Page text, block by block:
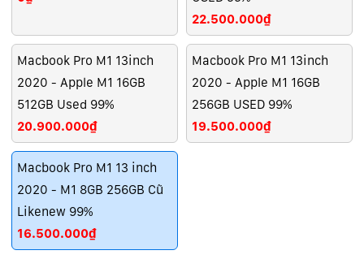
22.500.000₫
Macbook Pro M1 13inch
2020 - Apple M1 16GB
512GB Used 99%
20.900.000₫
Macbook Pro M1 13inch
2020 - Apple M1 16GB
256GB USED 99%
19.500.000₫
Macbook Pro M1 13 inch
2020 - M1 8GB 256GB Cũ
Likenew 99%
16.500.000₫